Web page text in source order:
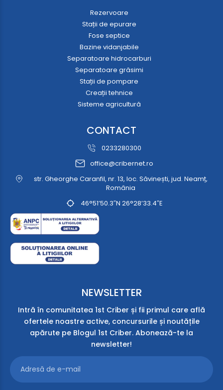
Rezervoare
Stații de epurare
Fose septice
Bazine vidanjabile
Separatoare hidrocarburi
Separatoare grăsimi
Stații de pompare
Creații tehnice
Sisteme agricultură
CONTACT
0233280300
office@cribernet.ro
str. Gheorghe Caranfil, nr. 13, loc. Săvinești, jud. Neamț,
România
46°51’50.3″N 26°28’33.4″E
NEWSLETTER
Intră în comunitatea 1st Criber și fii primul care află
ofertele noastre active, concursurile și noutățile
apărute pe Blogul 1st Criber. Abonează-te la
newsletter!